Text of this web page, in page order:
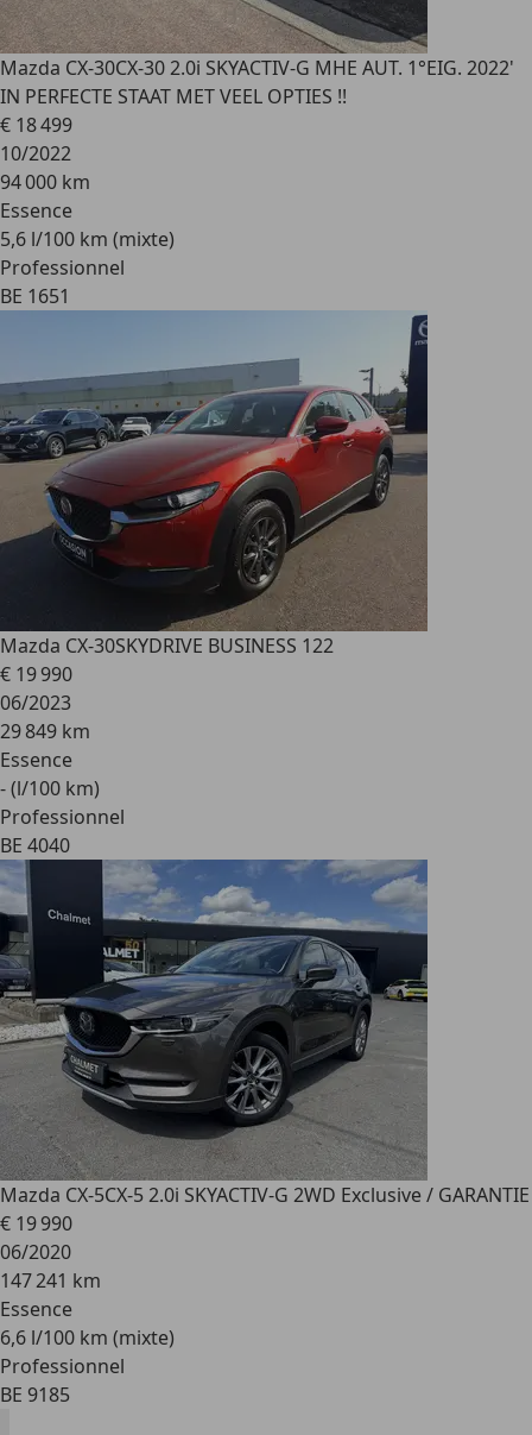
Mazda CX-30CX-30 2.0i SKYACTIV-G MHE AUT. 1°EIG. 2022'
IN PERFECTE STAAT MET VEEL OPTIES !!
€ 18 499
10/2022
94 000 km
Essence
5,6 l/100 km (mixte)
Professionnel
BE 1651
Mazda CX-30SKYDRIVE BUSINESS 122
€ 19 990
06/2023
29 849 km
Essence
- (l/100 km)
Professionnel
BE 4040
Mazda CX-5CX-5 2.0i SKYACTIV-G 2WD Exclusive / GARANTIE
€ 19 990
06/2020
147 241 km
Essence
6,6 l/100 km (mixte)
Professionnel
BE 9185